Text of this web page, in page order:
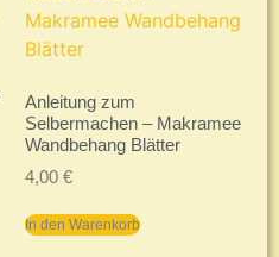
Anleitung zum
Selbermachen – Makramee
Wandbehang Blätter
4,00 €
In den Warenkorb